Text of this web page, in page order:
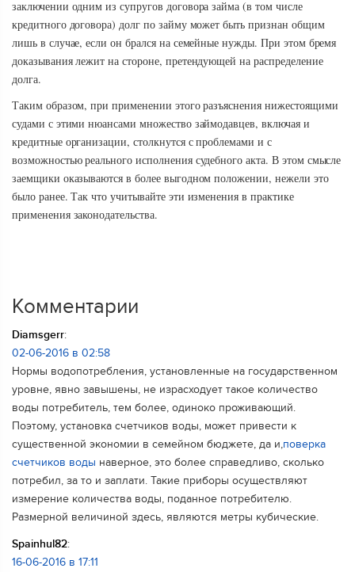
заключении одним из супругов договора займа (в том числе
кредитного договора) долг по займу может быть признан общим
лишь в случае, если он брался на семейные нужды. При этом бремя
доказывания лежит на стороне, претендующей на распределение
долга.
Таким образом, при применении этого разъяснения нижестоящими
судами с этими нюансами множество займодавцев, включая и
кредитные организации, столкнутся с проблемами и с
возможностью реального исполнения судебного акта. В этом смысле
заемщики оказываются в более выгодном положении, нежели это
было ранее. Так что учитывайте эти изменения в практике
применения законодательства.
Комментарии
Diamsgerr:
02-06-2016 в 02:58
Нормы водопотребления, установленные на государственном
уровне, явно завышены, не израсходует такое количество
воды потребитель, тем более, одиноко проживающий.
Поэтому, установка счетчиков воды, может привести к
существенной экономии в семейном бюджете, да и,поверка
счетчиков воды наверное, это более справедливо, сколько
потребил, за то и заплати. Такие приборы осуществляют
измерение количества воды, поданное потребителю.
Размерной величиной здесь, являются метры кубические.
Spainhul82:
16-06-2016 в 17:11